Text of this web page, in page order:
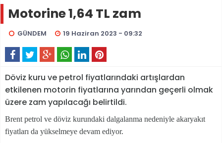
Motorine 1,64 TL zam
GÜNDEM 19 Haziran 2023 - 09:32
Döviz kuru ve petrol fiyatlarındaki artışlardan
etkilenen motorin fiyatlarına yarından geçerli olmak
üzere zam yapılacağı belirtildi.
Brent petrol ve döviz kurundaki dalgalanma nedeniyle akaryakıt
fiyatları da yükselmeye devam ediyor.